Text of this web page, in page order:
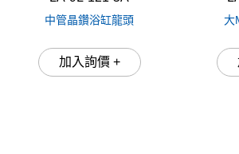
中管晶鑽浴缸龍頭
加入詢價 +
大